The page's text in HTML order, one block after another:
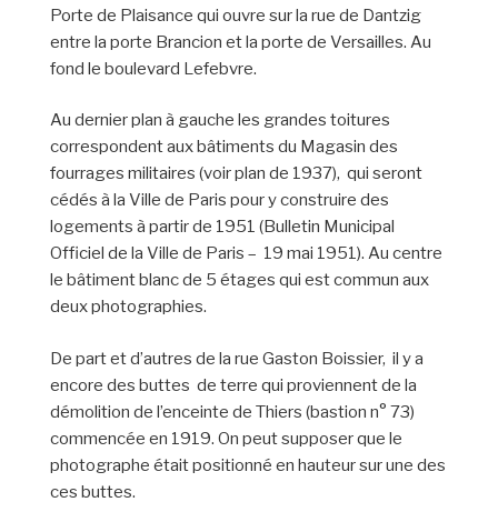
Porte de Plaisance qui ouvre sur la rue de Dantzig
entre la porte Brancion et la porte de Versailles. Au
fond le boulevard Lefebvre.
Au dernier plan à gauche les grandes toitures
correspondent aux bâtiments du Magasin des
fourrages militaires (voir plan de 1937), qui seront
cédés à la Ville de Paris pour y construire des
logements à partir de 1951 (Bulletin Municipal
Officiel de la Ville de Paris – 19 mai 1951). Au centre
le bâtiment blanc de 5 étages qui est commun aux
deux photographies.
De part et d’autres de la rue Gaston Boissier, il y a
encore des buttes de terre qui proviennent de la
démolition de l’enceinte de Thiers (bastion n° 73)
commencée en 1919. On peut supposer que le
photographe était positionné en hauteur sur une des
ces buttes.